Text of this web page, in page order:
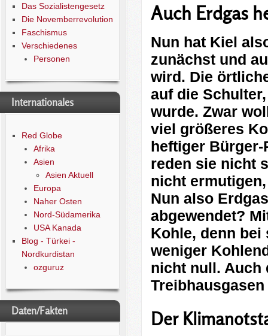
Das Sozialistengesetz
Die Novemberrevolution
Faschismus
Verschiedenes
Personen
Internationales
Red Globe
Afrika
Asien
Asien Aktuell
Europa
Naher Osten
Nord-Südamerika
USA Kanada
Blog - Türkei -
Nordkurdistan
ozguruz
Daten/Fakten
Auch Erdgas
Nun hat Kiel
zunächst und
wird. Die
auf die
wurde. Zwar
viel größeres
heftiger
reden sie nicht
nicht
Nun also
abgewendet?
Kohle, denn
weniger
nicht null. Auch
Der